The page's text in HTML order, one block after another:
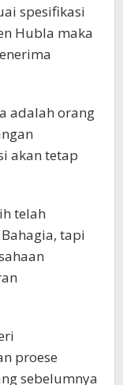
spesifikasi
Hubla maka
adalah orang
akan tetap
telah
tapi
proese
sebelumnya